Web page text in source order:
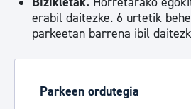
erabil daitezke. 6 urtetik
parkeetan barrena ibil
Parkeen ordutegia